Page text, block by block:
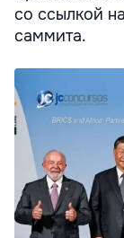
со ссылкой
саммита.